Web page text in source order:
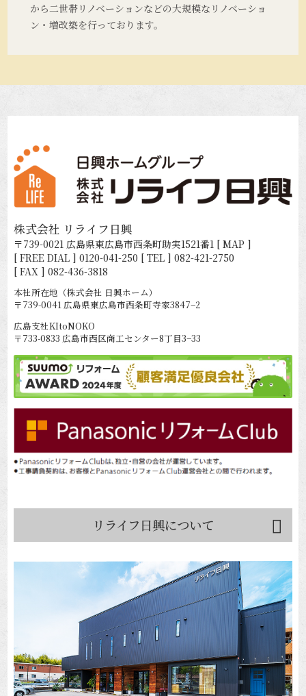
から二世帯リノベーションなどの大規模なリノベーショ
ン・増改築を行っております。
株式会社 リライフ日興
〒739-0021 広島県東広島市西条町助実1521番1 [ MAP ]
[ FREE DIAL ]0120-041-250 [ TEL ]082-421-2750
[ FAX ] 082-436-3818
本社所在地（株式会社 日興ホーム）
〒739-0041 広島県東広島市西条町寺家3847−2
広島支社KItoNOKO
〒733-0833 広島市西区商工センター8丁目3−33
リライフ日興について